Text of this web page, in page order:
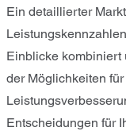
Ein detaillierter
Einblicke kombiniert
der Möglichkeiten
Entscheidungen für